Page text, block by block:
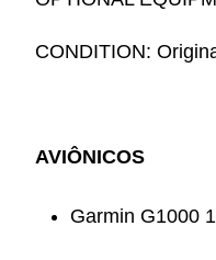
CONDITION:
AVIÔNICOS
Garmin G1000